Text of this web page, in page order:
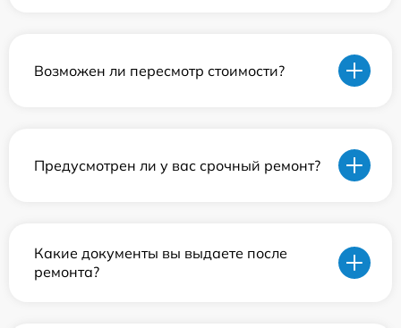
Возможен ли пересмотр стоимости?
Предусмотрен ли у вас срочный ремонт?
Какие документы вы выдаете после
ремонта?